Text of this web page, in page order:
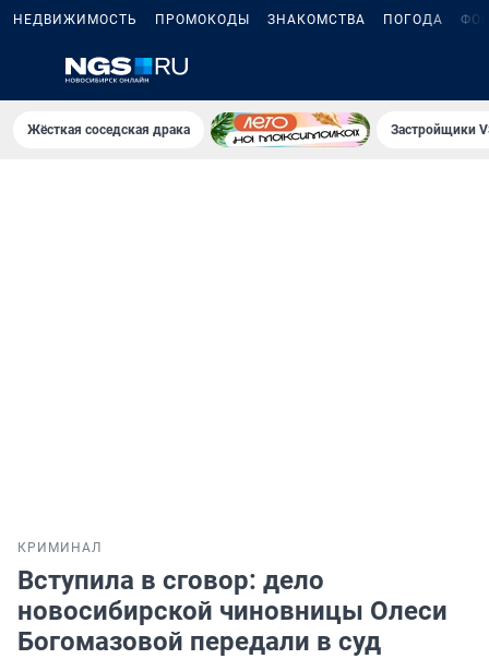
НЕДВИЖИМОСТЬ ПРОМОКОДЫ ЗНАКОМСТВА ПОГОДА
Жёсткая соседская драка Застройщики
КРИМИНАЛ
Вступила в сговор: дело
новосибирской чиновницы Олеси
Богомазовой передали в суд